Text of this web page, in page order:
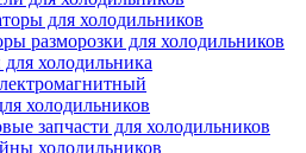
для холодильников
разморозки для холодильников
для холодильника
холодильников
запчасти для холодильников
холодильников